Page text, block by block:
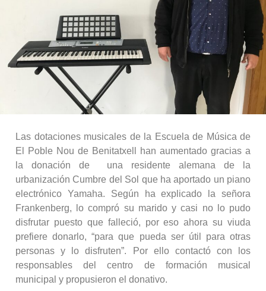
Las dotaciones musicales de la Escuela de Música de
El Poble Nou de Benitatxell han aumentado gracias a
la donación de una residente alemana de la
urbanización Cumbre del Sol que ha aportado un piano
electrónico Yamaha. Según ha explicado la señora
Frankenberg, lo compró su marido y casi no lo pudo
disfrutar puesto que falleció, por eso ahora su viuda
prefiere donarlo, “para que pueda ser útil para otras
personas y lo disfruten”. Por ello contactó con los
responsables del centro de formación musical
municipal y propusieron el donativo.